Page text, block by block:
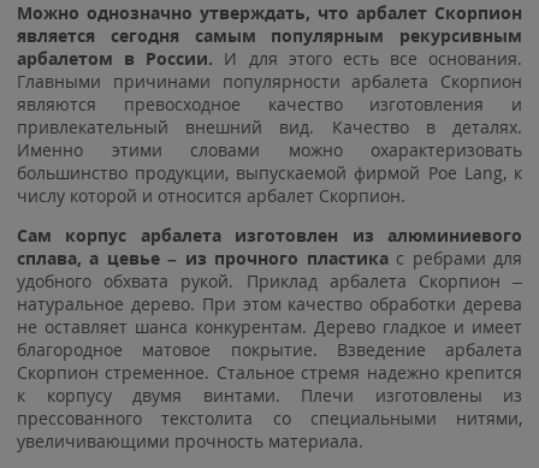
Можно однозначно утверждать, что арбалет Скорпион
является сегодня самым популярным рекурсивным
арбалетом в России. И для этого есть все основания.
Главными причинами популярности арбалета Скорпион
являются превосходное качество изготовления и
привлекательный внешний вид. Качество в деталях.
Именно этими словами можно охарактеризовать
большинство продукции, выпускаемой фирмой Poe Lang, к
числу которой и относится арбалет Скорпион.
Сам корпус арбалета изготовлен из алюминиевого
сплава, а цевье – из прочного пластикас ребрами для
удобного обхвата рукой. Приклад арбалета Скорпион –
натуральное дерево. При этом качество обработки дерева
не оставляет шанса конкурентам. Дерево гладкое и имеет
благородное матовое покрытие. Взведение арбалета
Скорпион стременное. Стальное стремя надежно крепится
к корпусу двумя винтами. Плечи изготовлены из
прессованного текстолита со специальными нитями,
увеличивающими прочность материала.